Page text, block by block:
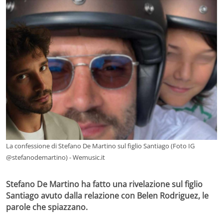
La confessione di Stefano De Martino sul figlio Santiago (Foto IG
@stefanodemartino) - Wemusic.it
Stefano De Martino ha fatto una rivelazione sul figlio
Santiago avuto dalla relazione con Belen Rodriguez, le
parole che spiazzano.